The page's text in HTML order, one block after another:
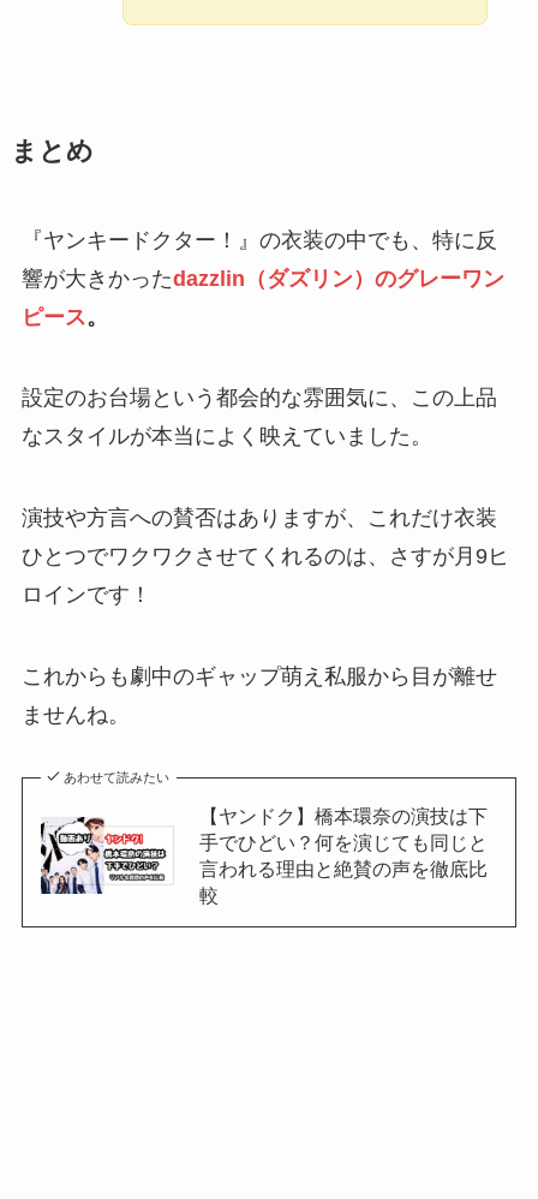
まとめ
『ヤンキードクター！』の衣装の中でも、特に反
響が大きかったdazzlin（ダズリン）のグレーワン
ピース 。
設定のお台場という都会的な雰囲気に、この上品
なスタイルが本当によく映えていました。
演技や方言への賛否はありますが、これだけ衣装
ひとつでワクワクさせてくれるのは、さすが月9ヒ
ロインです！
これからも劇中のギャップ萌え私服から目が離せ
ませんね。
あわせて読みたい
【ヤンドク】橋本環奈の演技は下
手でひどい？何を演じても同じと
言われる理由と絶賛の声を徹底比
較